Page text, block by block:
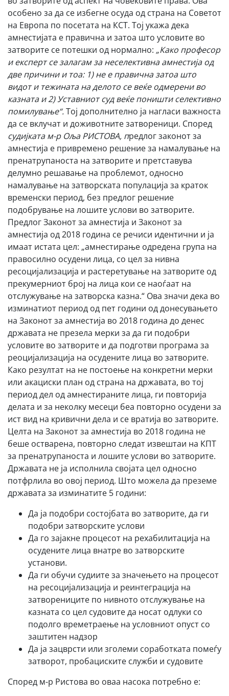
особено за да се избегне осуда од страна на Советот
на Европа по посетата на КСТ. Тој укажа дека
амнестијата е правична и затоа што условите во
затворите се потешки од нормално: „Како професор
и експерт се залагамза неселективна амнестија од
две причинии тоа: 1) не е правична затоа што
видот и тежината на делото се веќе одмерени во
казната и 2) Уставниот суд веќе поништи селективно
помилување“.Тој дополнително ја нагласи важноста
да се вклучат и доживотните затвореници. Според
судијката м-р Оља РИСТОВА, предлог законот за
амнестија е привремено решение за намалување на
пренатрупаноста на затворите и претставува
делумно решавање на проблемот, односно
намалување на затворската популација за краток
временски период, без предлог решение
подобрување на лошите услови во затворите.
Предлог Законот за амнестија и Законот за
амнестија од 2018 година се речиси идентични и ја
имаат истата цел: „амнестирање одредена група на
правосилно осудени лица, со цел за нивна
ресоцијализација и растеретување на затворите од
прекумерниот број на лица кои се наоѓаат на
отслужување на затворска казна.“ Ова значи дека во
изминатиот период од пет години од донесувањето
на Законот за амнестија во 2018 година до денес
државата не презела мерки за да ги подобри
условите во затворите и да подготви програма за
реоцијализација на осудените лица во затворите.
Како резултат на не постоење на конкретни мерки
или акациски план од страна на државата, во тој
период дел од амнестираните лица, ги повторија
делата и за неколку месеци беа повторно осудени за
ист вид на кривични дела и се вратија во затворите.
Целта на Законот за амнестија во 2018 година не
беше остварена, повторно следат извештаи на КПТ
за пренатрупаноста и лошите услови во затворите.
Државата не ја исполнила својата цел односно
потфрлила во овој период. Што можела да преземе
државата за изминатите 5 години:
Да ја подобри состојбата во затворите, да ги
подобри затворските услови
Да го зајакне процесот на рехабилитација на
осудените лица внатре во затворските
установи.
Да ги обучи судиите за значењето на процесот
на ресоцијализација и реинтеграција на
затворениците по нивното отслужување на
казната со цел судовите да носат одлуки со
подолго времетраење на условниот опуст со
заштитен надзор
Да ја зацврсти или зголеми соработката помеѓу
затворот, пробациските служби и судовите
Според м-р Ристова во оваа насока потребно е: